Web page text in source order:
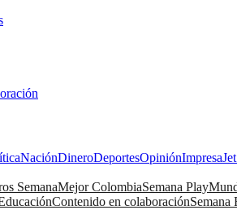
NaciónDineroDeportesOpiniónImpresa
SemanaMejor ColombiaSemana Play
Contenido en colaboraciónSemana